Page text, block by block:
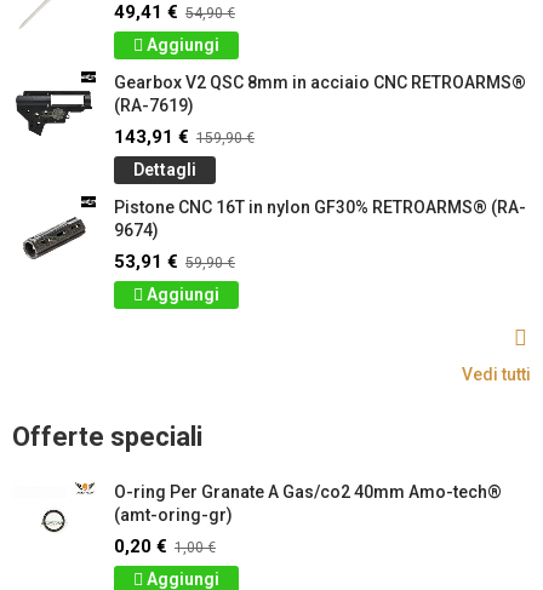
49,41 € 54,90 €
Aggiungi
Gearbox V2 QSC 8mm in acciaio CNC RETROARMS®
(RA-7619)
143,91 € 159,90 €
Dettagli
Pistone CNC 16T in nylon GF30% RETROARMS® (RA-
9674)
53,91 € 59,90 €
Aggiungi
Vedi tutti
Offerte speciali
O-ring Per Granate A Gas/co2 40mm Amo-tech®
(amt-oring-gr)
0,20 € 1,00 €
Aggiungi